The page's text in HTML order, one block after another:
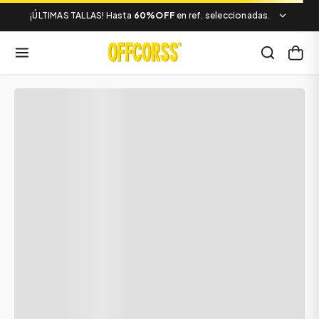
¡ÚLTIMAS TALLAS! Hasta 60%OFF en ref. seleccionadas.